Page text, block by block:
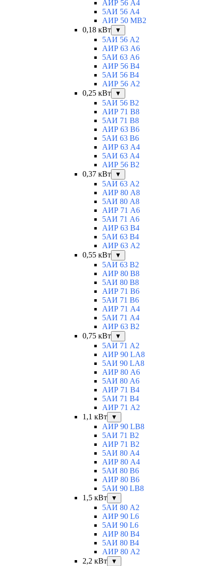
АИР 56 А4
5АИ 56 A4
АИР 50 МВ2
0,18 кВт
▼
5АИ 56 A2
АИР 63 А6
5АИ 63 A6
АИР 56 В4
5АИ 56 В4
АИР 56 А2
0,25 кВт
▼
5АИ 56 B2
АИР 71 В8
5АИ 71 B8
АИР 63 B6
5АИ 63 B6
АИР 63 А4
5АИ 63 A4
АИР 56 В2
0,37 кВт
▼
5АИ 63 A2
АИР 80 А8
5АИ 80 A8
АИР 71 А6
5АИ 71 A6
АИР 63 B4
5АИ 63 B4
АИР 63 А2
0,55 кВт
▼
5АИ 63 B2
АИР 80 B8
5АИ 80 В8
АИР 71 В6
5АИ 71 B6
АИР 71 А4
5АИ 71 A4
АИР 63 B2
0,75 кВт
▼
5АИ 71 A2
АИР 90 LA8
5АИ 90 LA8
АИР 80 А6
5АИ 80 A6
АИР 71 В4
5АИ 71 B4
АИР 71 A2
1,1 кВт
▼
АИР 90 LB8
5АИ 71 B2
АИР 71 В2
5АИ 80 A4
АИР 80 А4
5АИ 80 В6
АИР 80 B6
5АИ 90 LB8
1,5 кВт
▼
5АИ 80 A2
АИР 90 L6
5АИ 90 L6
АИР 80 B4
5АИ 80 B4
АИР 80 А2
2,2 кВт
▼